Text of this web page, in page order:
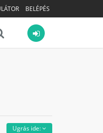
BELÉPÉS
Ugrás ide: